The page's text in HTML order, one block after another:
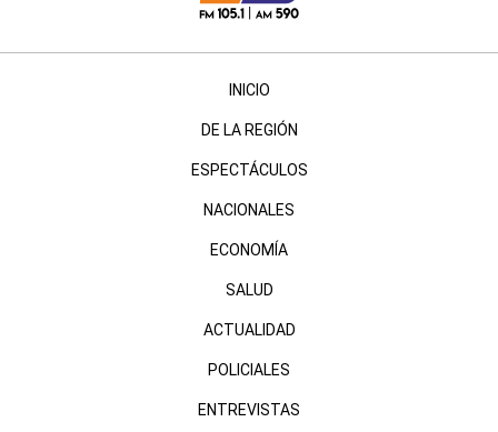
INICIO
DE LA REGIÓN
ESPECTÁCULOS
NACIONALES
ECONOMÍA
SALUD
ACTUALIDAD
POLICIALES
ENTREVISTAS